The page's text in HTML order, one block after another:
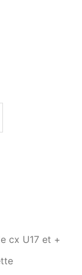
cx U17 et +